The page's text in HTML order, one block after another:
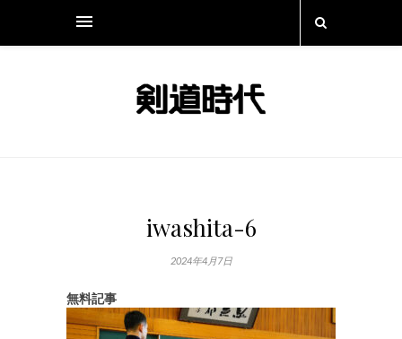
iwashita-6
2024年4月7日
無料記事